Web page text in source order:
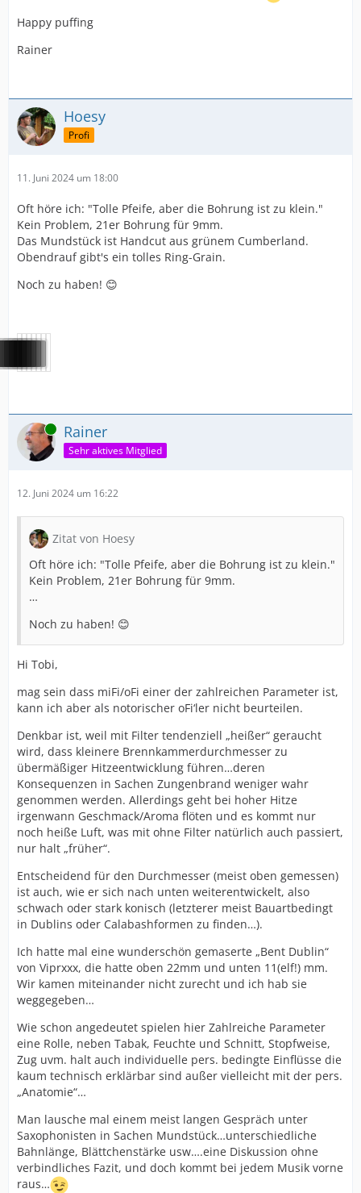
Happy puffing
Rainer
Hoesy
Profi
11. Juni 2024 um 18:00
Oft höre ich: "Tolle Pfeife, aber die Bohrung ist zu klein."
Kein Problem, 21er Bohrung für 9mm.
Das Mundstück ist Handcut aus grünem Cumberland.
Obendrauf gibt's ein tolles Ring-Grain.
Noch zu haben! 😊
Online Rainer
Sehr aktives Mitglied
12. Juni 2024 um 16:22
Zitat von Hoesy
Oft höre ich: "Tolle Pfeife, aber die Bohrung ist zu klein."
Kein Problem, 21er Bohrung für 9mm.
…
Noch zu haben! 😊
Hi Tobi,
mag sein dass miFi/oFi einer der zahlreichen Parameter ist,
kann ich aber als notorischer oFi‘ler nicht beurteilen.
Denkbar ist, weil mit Filter tendenziell „heißer“ geraucht
wird, dass kleinere Brennkammerdurchmesser zu
übermäßiger Hitzeentwicklung führen…deren
Konsequenzen in Sachen Zungenbrand weniger wahr
genommen werden. Allerdings geht bei hoher Hitze
irgenwann Geschmack/Aroma flöten und es kommt nur
noch heiße Luft, was mit ohne Filter natürlich auch passiert,
nur halt „früher“.
Entscheidend für den Durchmesser (meist oben gemessen)
ist auch, wie er sich nach unten weiterentwickelt, also
schwach oder stark konisch (letzterer meist Bauartbedingt
in Dublins oder Calabashformen zu finden…).
Ich hatte mal eine wunderschön gemaserte „Bent Dublin“
von Viprxxx, die hatte oben 22mm und unten 11(elf!) mm.
Wir kamen miteinander nicht zurecht und ich hab sie
weggegeben…
Wie schon angedeutet spielen hier Zahlreiche Parameter
eine Rolle, neben Tabak, Feuchte und Schnitt, Stopfweise,
Zug uvm. halt auch individuelle pers. bedingte Einflüsse die
kaum technisch erklärbar sind außer vielleicht mit der pers.
„Anatomie“…
Man lausche mal einem meist langen Gespräch unter
Saxophonisten in Sachen Mundstück…unterschiedliche
Bahnlänge, Blättchenstärke usw….eine Diskussion ohne
verbindliches Fazit, und doch kommt bei jedem Musik vorne
raus…